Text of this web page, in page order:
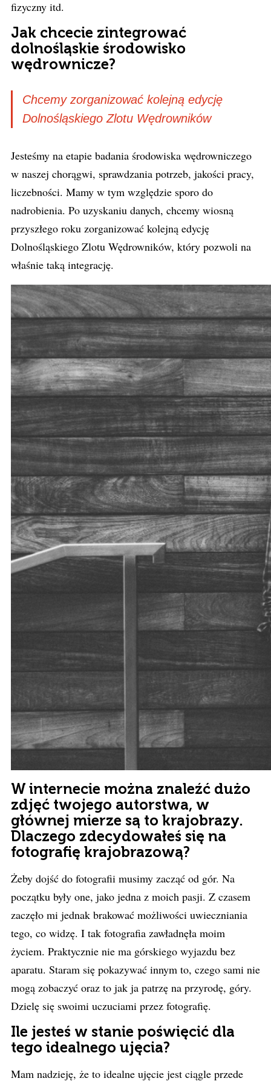
fizyczny itd.
Jak chcecie zintegrować
dolnośląskie środowisko
wędrownicze?
Chcemy zorganizować kolejną edycję
Dolnośląskiego Zlotu Wędrowników
Jesteśmy na etapie badania środowiska wędrowniczego
w naszej chorągwi, sprawdzania potrzeb, jakości pracy,
liczebności. Mamy w tym względzie sporo do
nadrobienia. Po uzyskaniu danych, chcemy wiosną
przyszłego roku zorganizować kolejną edycję
Dolnośląskiego Zlotu Wędrowników, który pozwoli na
właśnie taką integrację.
W internecie można znaleźć dużo
zdjęć twojego autorstwa, w
głównej mierze są to krajobrazy.
Dlaczego zdecydowałeś się na
fotografię krajobrazową?
Żeby dojść do fotografii musimy zacząć od gór. Na
początku były one, jako jedna z moich pasji. Z czasem
zaczęło mi jednak brakować możliwości uwieczniania
tego, co widzę. I tak fotografia zawładnęła moim
życiem. Praktycznie nie ma górskiego wyjazdu bez
aparatu. Staram się pokazywać innym to, czego sami nie
mogą zobaczyć oraz to jak ja patrzę na przyrodę, góry.
Dzielę się swoimi uczuciami przez fotografię.
Ile jesteś w stanie poświęcić dla
tego idealnego ujęcia?
Mam nadzieję, że to idealne ujęcie jest ciągle przede